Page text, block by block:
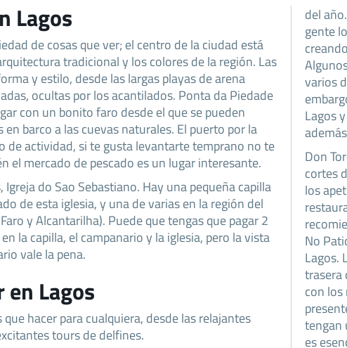
Lagos
de cosas que ver; el centro de la ciudad está
tradicional y los colores de la región. Las
y estilo, desde las largas playas de arena
ocultas por los acantilados. Ponta da Piedade
con un bonito faro desde el que se pueden
en barco a las cuevas naturales. El puerto por la
de actividad, si te gusta levantarte temprano no te
el mercado de pescado es un lugar interesante.
Igreja do Sao Sebastiano. Hay una pequeña capilla
de esta iglesia, y una de varias en la región del
y Alcantarilha). Puede que tengas que pagar 2
la capilla, el campanario y la iglesia, pero la vista
vale la pena.
en Lagos
que hacer para cualquiera, desde las relajantes
tours de delfines.
del
gente
varios
Lagos
Don
cortes
los
No
Lagos.
trasera
con
tengan
es